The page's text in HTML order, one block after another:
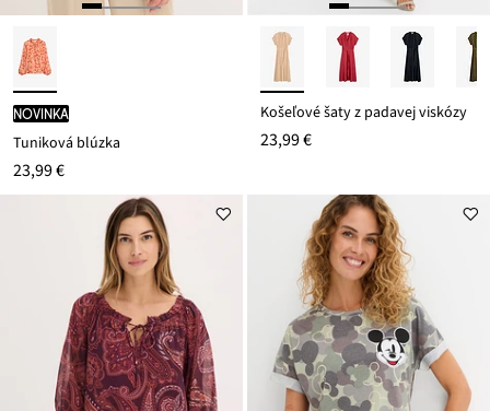
novinka
Tuniková blúzka
23,99 €
Košeľové šaty z padavej viskózy
23,99 €